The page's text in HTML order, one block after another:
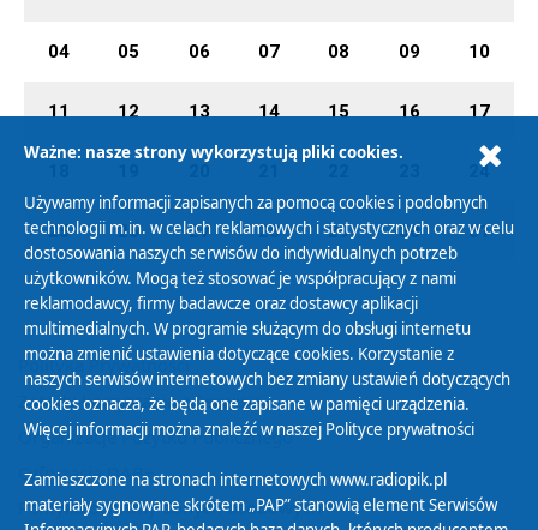
04 05 06 07 08 09 10
11 12 13 14 15 16 17
24
25 26 27 28 29 30 31
Polityka Prywatności
Zasady korzystania z Serwisu
Organizacje Pożytku Publicznego
Cyfryzacja DAB+
Polityka ochrony danych osobowych
Ważne: nasze strony wykorzystują pliki cookies.
Używamy informacji zapisanych za pomocą cookies i podobnych
technologii m.in. w celach reklamowych i statystycznych oraz w celu
dostosowania naszych serwisów do indywidualnych potrzeb
użytkowników. Mogą też stosować je współpracujący z nami
reklamodawcy, firmy badawcze oraz dostawcy aplikacji
multimedialnych. W programie służącym do obsługi internetu
można zmienić ustawienia dotyczące cookies. Korzystanie z
naszych serwisów internetowych bez zmiany ustawień dotyczących
cookies oznacza, że będą one zapisane w pamięci urządzenia.
Więcej informacji można znaleźć w naszej Polityce prywatności
Zamieszczone na stronach internetowych www.radiopik.pl
materiały sygnowane skrótem „PAP” stanowią element Serwisów